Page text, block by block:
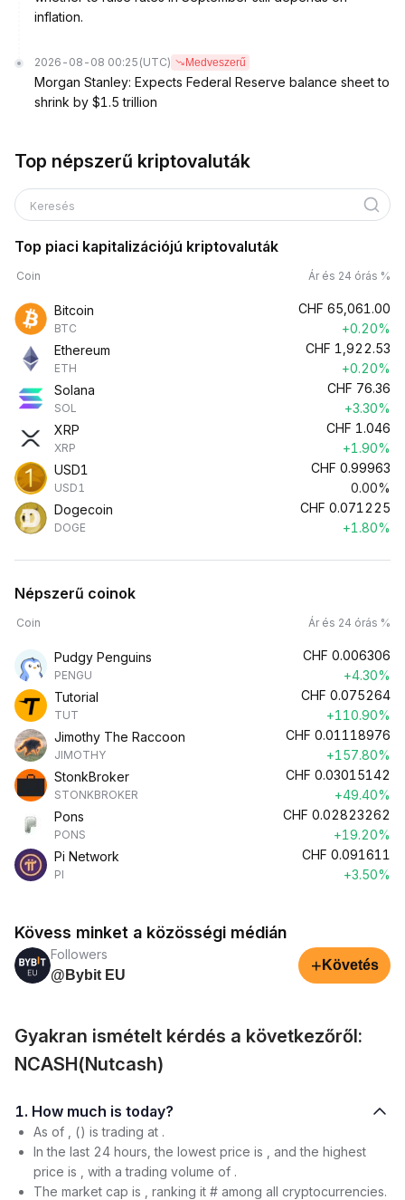
inflation.
2026-08-08 00:25 (UTC) Medveszerű
Morgan Stanley: Expects Federal Reserve balance sheet to
shrink by $1.5 trillion
Top népszerű kriptovaluták
Keresés
Top piaci kapitalizációjú kriptovaluták
Coin Ár és 24 órás %
Bitcoin
BTC
CHF 65,061.00
+0.20%
Ethereum
ETH
CHF 1,922.53
+0.20%
Solana
SOL
CHF 76.36
+3.30%
XRP
XRP
CHF 1.046
+1.90%
USD1
USD1
CHF 0.99963
0.00%
Dogecoin
DOGE
CHF 0.071225
+1.80%
Népszerű coinok
Coin Ár és 24 órás %
Pudgy Penguins
PENGU
CHF 0.006306
+4.30%
Tutorial
TUT
CHF 0.075264
+110.90%
Jimothy The Raccoon
JIMOTHY
CHF 0.01118976
+157.80%
StonkBroker
STONKBROKER
CHF 0.03015142
+49.40%
Pons
PONS
CHF 0.02823262
+19.20%
Pi Network
PI
CHF 0.091611
+3.50%
Kövess minket a közösségi médián
Followers
@Bybit EU
+ Követés
Gyakran ismételt kérdés a következőről:
NCASH(Nutcash)
1. How much is today?
As of , () is trading at .
In the last 24 hours, the lowest price is , and the highest
price is , with a trading volume of .
The market cap is , ranking it # among all cryptocurrencies.